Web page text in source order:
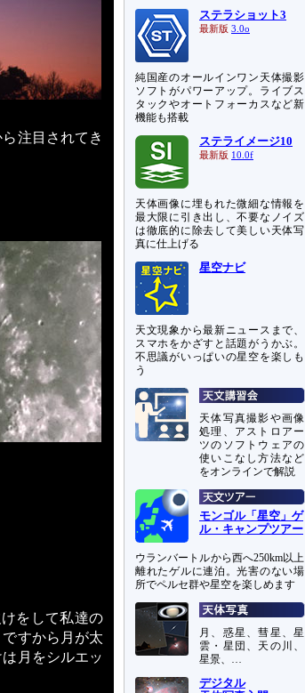
注目されてき
をして私達の
すから月が太
月をシルエッ
ステラショット3
最新版 3.0o
純国産のオールインワン天体撮影
ソフトがパワーアップ。ライブス
タックやオートフォーカスなど新
機能も搭載
ステライメージ10
最新版 10.0f
天体画像に埋もれた微細な情報を
最大限に引き出し、不要なノイズ
は徹底的に除去して美しい天体写
真に仕上げる
星空ナビ
天文現象から最新ニュースまで、
スマホをかざすと話題がうかぶ。
不思議がいっぱいの星空を楽しも
う
天体写真撮影や画像
処理、アストロアー
ツのソフトウェアの
使いこなし方法など
をオンラインで解説
モンゴル「星空」ゲ
ル・キャンプツアー
ウランバートルから西へ250km以上
離れたゲルに連泊。光害のない場
所でペルセ群や星空を楽しめます
月、惑星、彗星、星
雲・星団、天の川、
星景、…
デジタル